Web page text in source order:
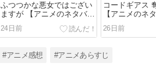
ふつつかな悪女ではござい
ますが 【アニメのネタバレ
感想】
24日前
コードギアス
【アニメのネ
26日前
#アニメ感想 #アニメあらすじ